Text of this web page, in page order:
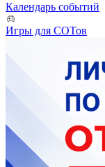
Календарь событий
Игры для СОТов